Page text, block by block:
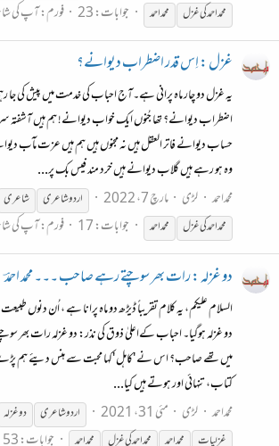
محمداحمدکیغزل محمداحمد جوابات: 23 فورم:آپ کی
غزل : اِس قدر اضطراب دیوانے؟
یہ غزل دو چار ماہ پرانی ہے۔آج احباب کی خدمت میں پیش کی
اضطراب دیوانے؟ تھا جُنوں ایک خواب دیوانے! ہم ہیں آشفتہ
حساب دیوانے فاتر العقل ہیں نہ مجنوں ہیں ہم ہیں عزت مآب
وہ ہو رہے ہیں گلاب دیوانے ہیں خرد مند فیس بک پر...
محمداحمد لڑی مارچ 7، 2022 اردو شاعری شاعری
محمداحمدکیغزل محمداحمد جوابات: 17 فورم:آپ کی
دو غزلہ : رات بھر سوچتے رہے صاحب ۔۔۔ محمد احمدؔ
السلام علیکم، یہ کلام تقریباً ڈیڑھ دو ماہ پرانا ہے ، اُن دنوں
دو غزلہ ہوگیا۔ احباب کےاعلیٰ ذوق کی نذر: دو غزلہ رات
میں تھے صاحب؟ اس نے 'کاہل 'کہا محبت سے ہنس دیئے
کتاب، تنہائی اور ہوتے ہیں کیا...
محمداحمد لڑی مئی 31، 2021 اردو شاعری دوغزلہ
غزلیات محمداحمد محمداحمدکیغزل محمداحمد جوابات: 53